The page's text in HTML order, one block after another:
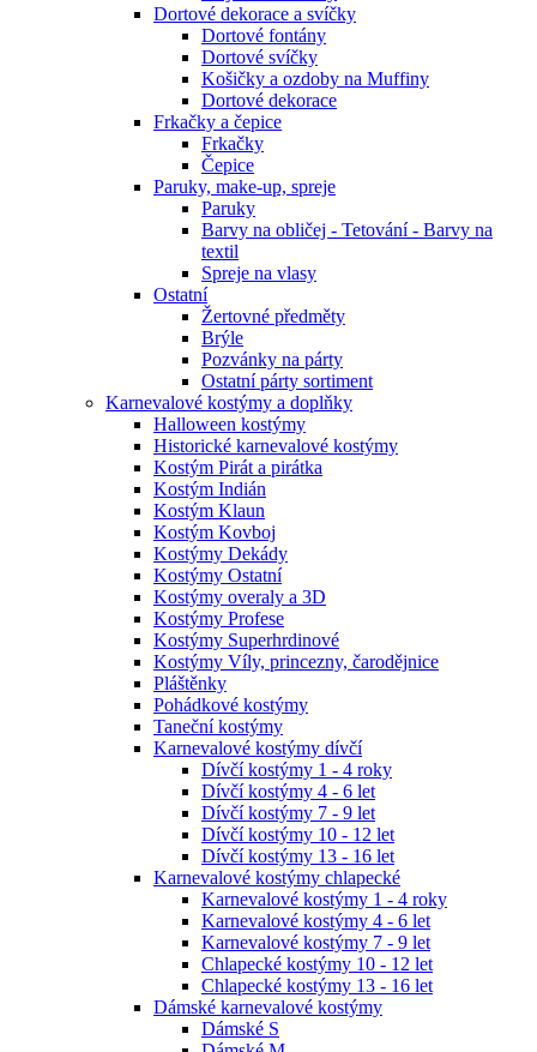
Dortové dekorace a svíčky
Dortové fontány
Dortové svíčky
Košičky a ozdoby na Muffiny
Dortové dekorace
Frkačky a čepice
Frkačky
Čepice
Paruky, make-up, spreje
Paruky
Barvy na obličej - Tetování - Barvy na
textil
Spreje na vlasy
Ostatní
Žertovné předměty
Brýle
Pozvánky na párty
Ostatní párty sortiment
Karnevalové kostýmy a doplňky
Halloween kostýmy
Historické karnevalové kostýmy
Kostým Pirát a pirátka
Kostým Indián
Kostým Klaun
Kostým Kovboj
Kostýmy Dekády
Kostýmy Ostatní
Kostýmy overaly a 3D
Kostýmy Profese
Kostýmy Superhrdinové
Kostýmy Víly, princezny, čarodějnice
Pláštěnky
Pohádkové kostýmy
Taneční kostýmy
Karnevalové kostýmy dívčí
Dívčí kostýmy 1 - 4 roky
Dívčí kostýmy 4 - 6 let
Dívčí kostýmy 7 - 9 let
Dívčí kostýmy 10 - 12 let
Dívčí kostýmy 13 - 16 let
Karnevalové kostýmy chlapecké
Karnevalové kostýmy 1 - 4 roky
Karnevalové kostýmy 4 - 6 let
Karnevalové kostýmy 7 - 9 let
Chlapecké kostýmy 10 - 12 let
Chlapecké kostýmy 13 - 16 let
Dámské karnevalové kostýmy
Dámské S